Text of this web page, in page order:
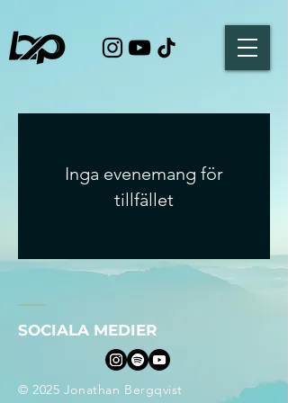
Inga evenemang för
tillfället
SOCIALA MEDIER
© 2025 Jonathan Bergqvist